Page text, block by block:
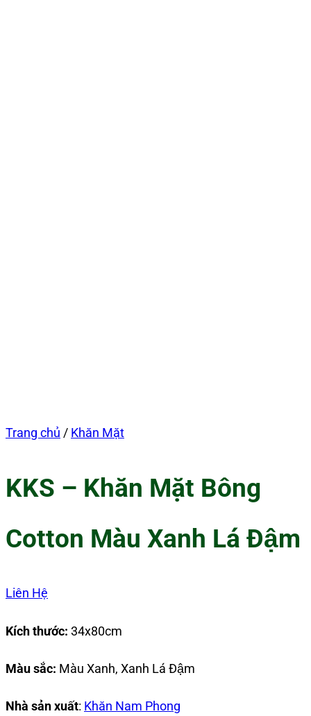
Trang chủ / Khăn Mặt
KKS – Khăn Mặt Bông
Cotton Màu Xanh Lá Đậm
Liên Hệ
Kích thước: 34x80cm
Màu sắc: Màu Xanh, Xanh Lá Đậm
Nhà sản xuất: Khăn Nam Phong